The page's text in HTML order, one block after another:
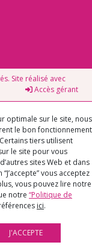
Site réalisé avec
Accès gérant
optimale sur le site, nous
le bon fonctionnement
tiers utilisent
le site pour vous
sites Web et dans
vous acceptez
vous pouvez lire notre
notre “Politique de
ici.
J'ACCEPTE